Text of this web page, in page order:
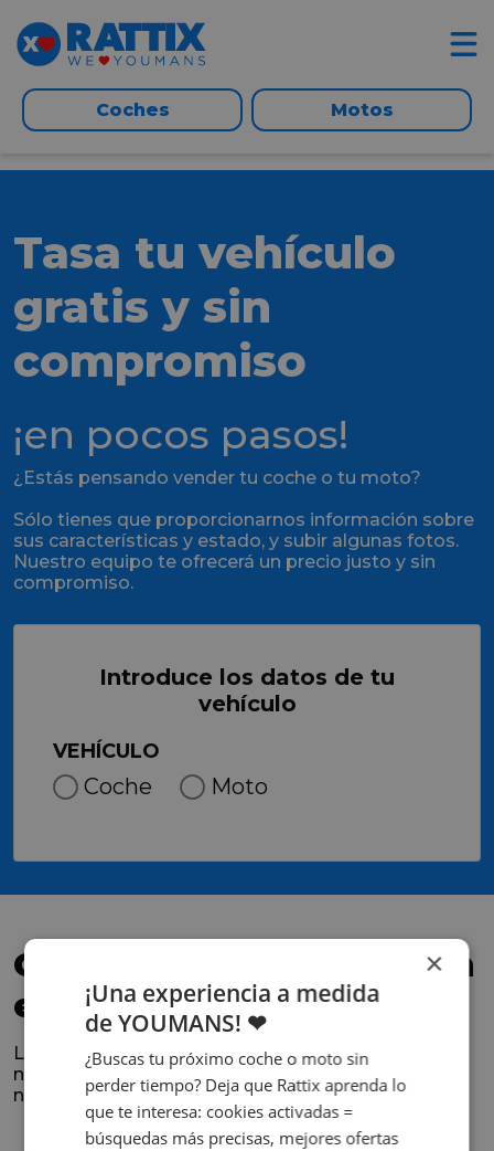
Coches Motos
Tasa tu vehículo
gratis y sin
compromiso
¡en pocos pasos!
¿Estás pensando vender tu coche o tu moto?
Sólo tienes que proporcionarnos información sobre
sus características y estado, y subir algunas fotos.
Nuestro equipo te ofrecerá un precio justo y sin
compromiso.
Introduce los datos de tu
vehículo
VEHÍCULO
Coche Moto
Confía en los que nos han
elegido
La satisfacción y la experiencia de los clientes es
nuestra prioridad. Lee lo que opinan y conoce
nuestra historia.
×
¡Una experiencia a medida
de YOUMANS! ❤
¿Buscas tu próximo coche o moto sin
perder tiempo? Deja que Rattix aprenda lo
que te interesa: cookies activadas =
búsquedas más precisas, mejores ofertas